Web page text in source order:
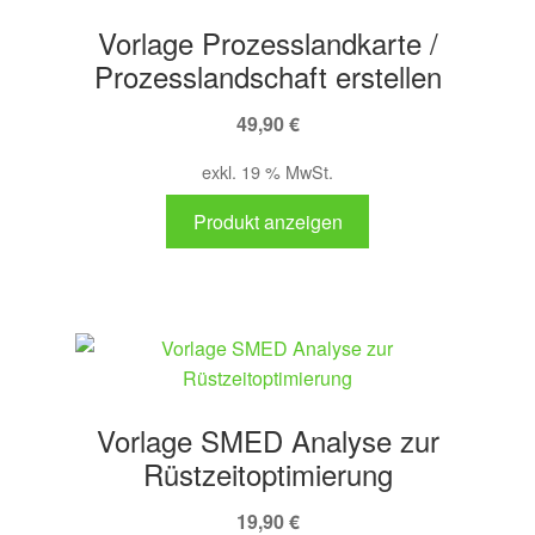
Vorlage Prozesslandkarte /
Prozesslandschaft erstellen
49,90€
exkl. 19 % MwSt.
Produkt anzeigen
Vorlage SMED Analyse zur
Rüstzeitoptimierung
19,90€